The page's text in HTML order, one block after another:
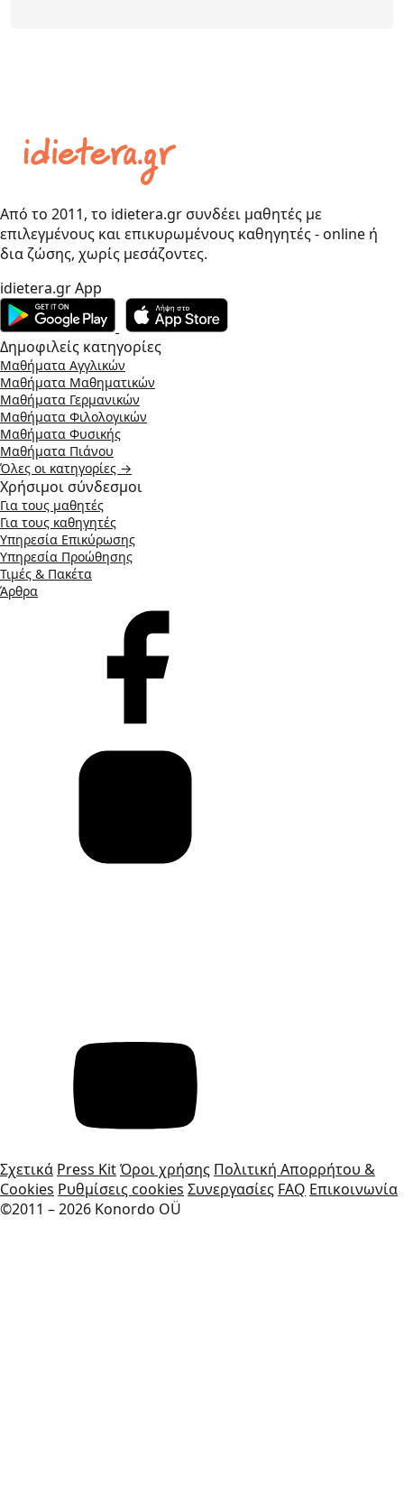
Από το 2011, το idietera.gr συνδέει μαθητές με
επιλεγμένους και επικυρωμένους καθηγητές - online ή
δια ζώσης, χωρίς μεσάζοντες.
idietera.gr App
Δημοφιλείς κατηγορίες
Μαθήματα Αγγλικών
Μαθήματα Μαθηματικών
Μαθήματα Γερμανικών
Μαθήματα Φιλολογικών
Μαθήματα Φυσικής
Μαθήματα Πιάνου
Όλες οι κατηγορίες →
Χρήσιμοι σύνδεσμοι
Για τους μαθητές
Για τους καθηγητές
Υπηρεσία Επικύρωσης
Υπηρεσία Προώθησης
Τιμές & Πακέτα
Άρθρα
Σχετικά Press KitΌροι χρήσης Πολιτική Απορρήτου &
Cookies Ρυθμίσεις cookies Συνεργασίες FAQ Επικοινωνία
©2011 – 2026 Konordo OÜ